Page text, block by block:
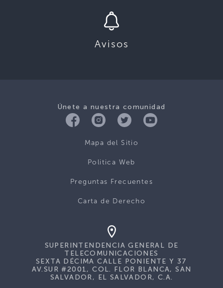
Avisos
Únete a nuestra comunidad
Mapa del Sitio
Politica Web
Preguntas Frecuentes
Carta de Derecho
SUPERINTENDENCIA GENERAL DE
TELECOMUNICACIONES
SEXTA DÉCIMA CALLE PONIENTE Y 37
AV.SUR #2001, COL. FLOR BLANCA, SAN
SALVADOR, EL SALVADOR, C.A.